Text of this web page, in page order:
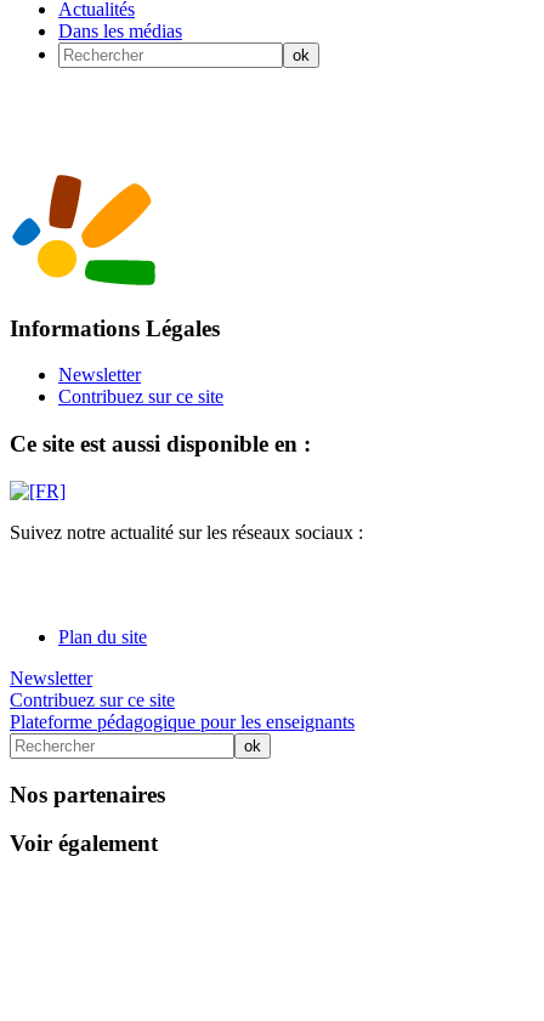
Actualités
Dans les médias
Informations Légales
Newsletter
Contribuez sur ce site
Ce site est aussi disponible en :
Suivez notre actualité sur les réseaux sociaux :
Plan du site
Newsletter
Contribuez sur ce site
Plateforme pédagogique pour les enseignants
Nos partenaires
Voir également